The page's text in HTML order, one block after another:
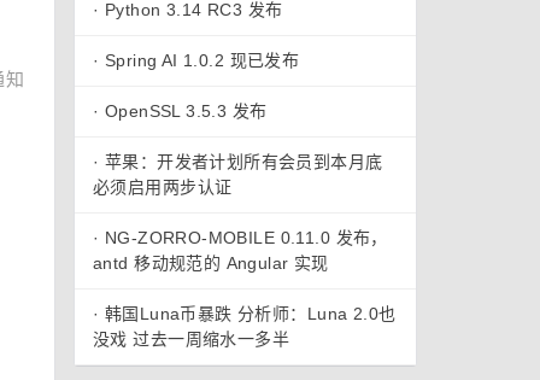
知
· Python 3.14 RC3 发布
· Spring AI 1.0.2 现已发布
· OpenSSL 3.5.3 发布
· 苹果：开发者计划所有会员到本月底
必须启用两步认证
· NG-ZORRO-MOBILE 0.11.0 发布，
antd 移动规范的 Angular 实现
· 韩国Luna币暴跌 分析师：Luna 2.0也
没戏 过去一周缩水一多半